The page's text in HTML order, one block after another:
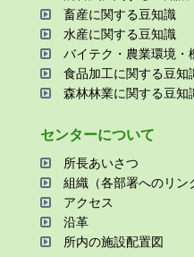
畜産に関する⾖知識
⽔産に関する⾖知識
バイテク・農業環境・
⾷品加⼯に関する⾖知
森林林業に関する⾖知
センターについて
所⻑あいさつ
組織（各部署へのリン
アクセス
沿⾰
所内の施設配置図